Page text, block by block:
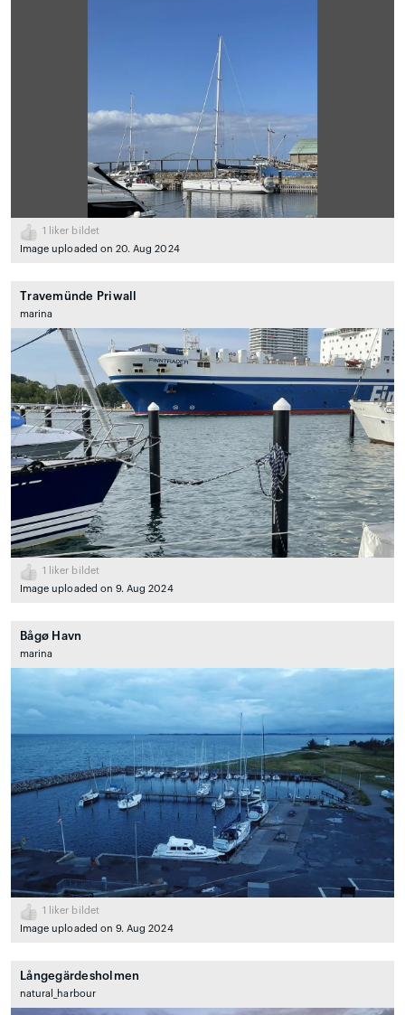
1
liker bildet
Image uploaded on 20. Aug 2024
Travemünde Priwall
marina
1
liker bildet
Image uploaded on 9. Aug 2024
Bågø Havn
marina
1
liker bildet
Image uploaded on 9. Aug 2024
Långegärdesholmen
natural_harbour